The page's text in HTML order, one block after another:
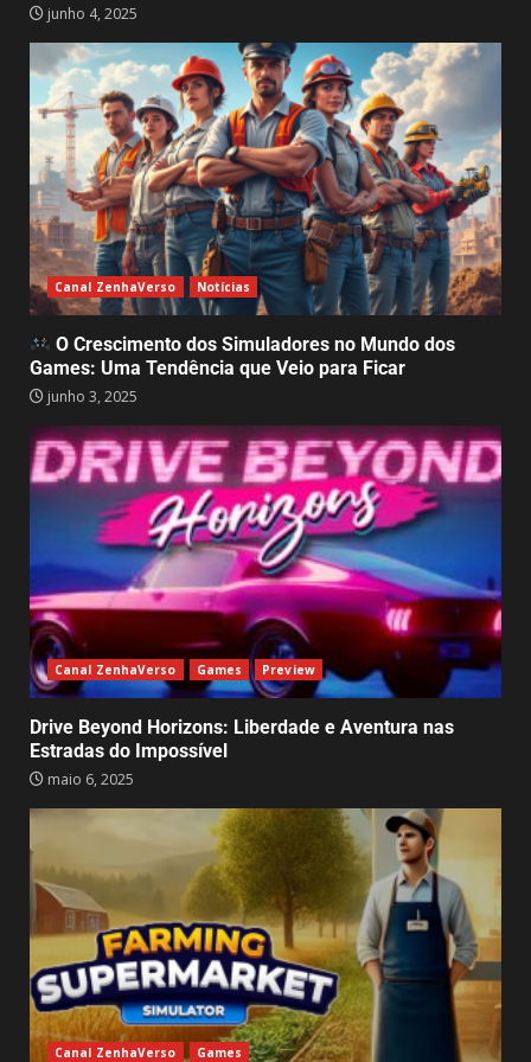
5
Adoção de Animais
Abandonados: Muito Além de um
Jogo de
abril 30, 2025
6
My Little Puppy: Um jogo que
aquece o coração e nos lembra
do valor da amizade
abril 14, 2025
GTA 6 surpreende e recebe demo
jogável – Mas só para alguns!
junho 4, 2025
Canal ZenhaVerso Notícias
O Crescimento dos Simuladores no Mundo dos
Games: Uma Tendência que Veio para Ficar
junho 3, 2025
Canal ZenhaVerso Games Preview
Drive Beyond Horizons: Liberdade e Aventura nas
Estradas do Impossível
maio 6, 2025
Canal ZenhaVerso Games